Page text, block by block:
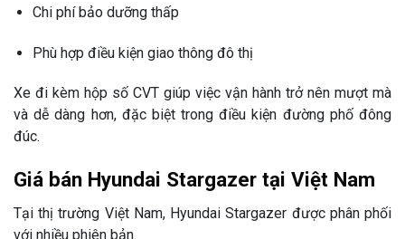
Chi phí bảo dưỡng thấp
Phù hợp điều kiện giao thông đô thị
Xe đi kèm hộp số CVT giúp việc vận hành trở nên mượt mà
và dễ dàng hơn, đặc biệt trong điều kiện đường phố đông
đúc.
Giá bán Hyundai Stargazer tại Việt Nam
Tại thị trường Việt Nam, Hyundai Stargazer được phân phối
với nhiều phiên bản.